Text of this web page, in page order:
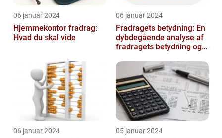
06 januar 2024
Hjemmekontor fradrag:
Hvad du skal vide
06 januar 2024
Fradragets betydning: En
dybdegående analyse af
fradragets betydning og
06 januar 2024 05 januar 2024